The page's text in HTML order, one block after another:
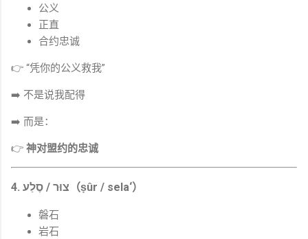
公义
正直
合约忠诚
👉 “凭你的公义救我”
➡️ 不是说我配得
➡️ 而是：
👉 神对盟约的忠诚
4. צוּר / סֶלַע（ṣûr / sela‘）
磐石
岩石